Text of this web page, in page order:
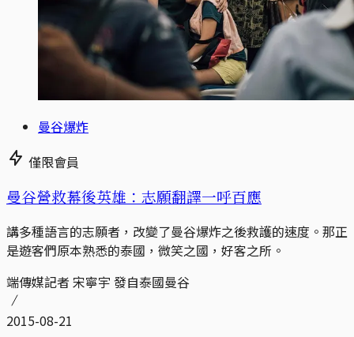
曼谷爆炸
僅限會員
曼谷營救幕後英雄：志願翻譯一呼百應
講多種語言的志願者，改變了曼谷爆炸之後救護的速度。那正
是遊客們原本熟悉的泰國，微笑之國，好客之所。
端傳媒記者 宋寧宇 發自泰國曼谷
2015-08-21